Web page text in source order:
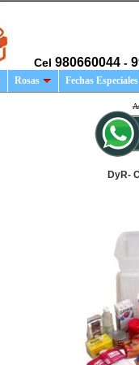
Cel 980660044 -
Rosas Fechas Especiales
DyR-